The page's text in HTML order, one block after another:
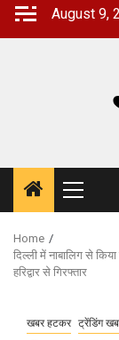
Skip
August 9,
Menu
Home
दिल्ली में नाबालिग से
हरिद्वार से गिरफ्तार
खबर हटकर ट्रेंडिंग